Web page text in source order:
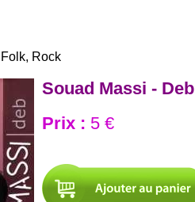
Rock
Souad Massi - Deb
Prix : 5 €